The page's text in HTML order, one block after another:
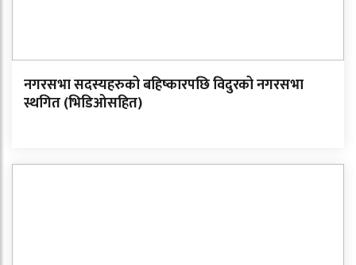
नगरसभा सदस्यहरुको बहिष्कारपछि विदुरको नगरसभा
स्थगित (भिडिओसहित)